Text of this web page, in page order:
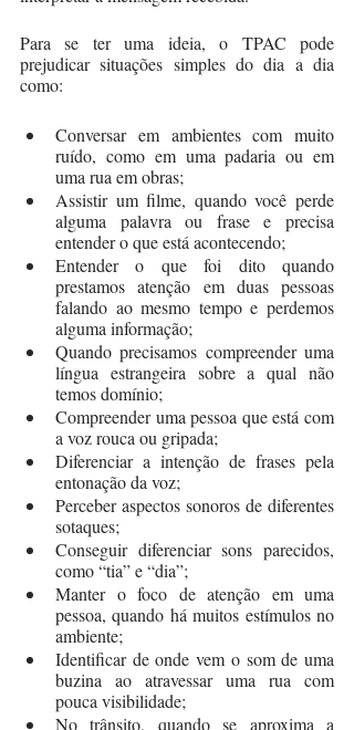
Para se ter uma ideia, o TPAC pode
prejudicar situações simples do dia a dia
como:
Conversar em ambientes com muito
ruído, como em uma padaria ou em
uma rua em obras;
Assistir um filme, quando você perde
alguma palavra ou frase e precisa
entender o que está acontecendo;
Entender o que foi dito quando
prestamos atenção em duas pessoas
falando ao mesmo tempo e perdemos
alguma informação;
Quando precisamos compreender uma
língua estrangeira sobre a qual não
temos domínio;
Compreender uma pessoa que está com
a voz rouca ou gripada;
Diferenciar a intenção de frases pela
entonação da voz;
Perceber aspectos sonoros de diferentes
sotaques;
Conseguir diferenciar sons parecidos,
como “tia” e “dia”;
Manter o foco de atenção em uma
pessoa, quando há muitos estímulos no
ambiente;
Identificar de onde vem o som de uma
buzina ao atravessar uma rua com
pouca visibilidade;
No trânsito, quando se aproxima a